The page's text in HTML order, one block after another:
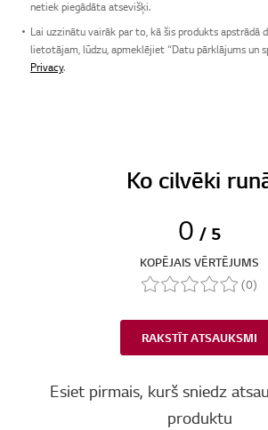
netiek piegādāta atsevišķi.
Lai uzzinātu vairāk par to, kā šis produkts apstrādā
lietotājam, lūdzu, apmeklējiet “Datu pārklājums un
Privacy.
Ko cilvēki
0 / 5
KOPĒJAIS VĒRTĒJUMS
(0)
RAKSTĪT ATSAUKSMI
Esiet pirmais, kurš sniedz
produktu